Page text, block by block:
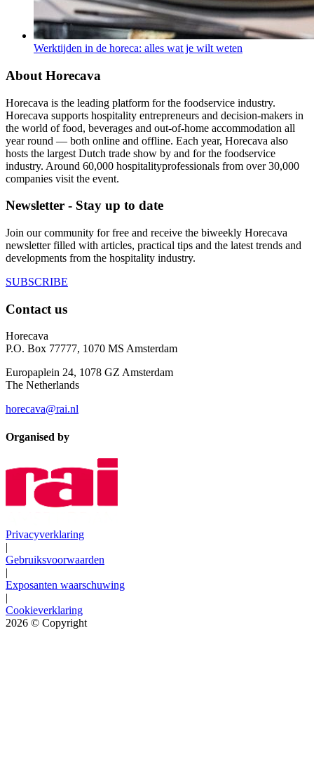
Werktijden in de horeca: alles wat je wilt weten
About Horecava
Horecava is the leading platform for the foodservice industry.
Horecava supports hospitality entrepreneurs and decision-makers in
the world of food, beverages and out-of-home accommodation all
year round — both online and offline. Each year, Horecava also
hosts the largest Dutch trade show by and for the foodservice
industry. Around 60,000 hospitalityprofessionals from over 30,000
companies visit the event.
Newsletter - Stay up to date
Join our community for free and receive the biweekly Horecava
newsletter filled with articles, practical tips and the latest trends and
developments from the hospitality industry.
SUBSCRIBE
Contact us
Horecava
P.O. Box 77777, 1070 MS Amsterdam
Europaplein 24, 1078 GZ Amsterdam
The Netherlands
horecava@rai.nl
Organised by
Privacyverklaring
|
Gebruiksvoorwaarden
|
Exposanten waarschuwing
|
Cookieverklaring
2026 © Copyright